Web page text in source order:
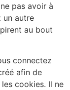
pas avoir à
un autre
au bout
connectez
afin de
cookies. Il ne